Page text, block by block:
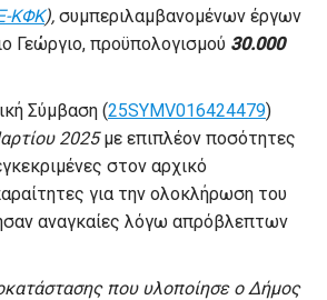
ΚΦΚ), συμπεριλαμβανομένων έργων
Γεώργιο, προϋπολογισμού 30.000
Σύμβαση (25SYMV016424479)
2025με επιπλέον ποσότητες
στον αρχικό
για την ολοκλήρωση του
αναγκαίες λόγω απρόβλεπτων
που υλοποίησε ο Δήμος